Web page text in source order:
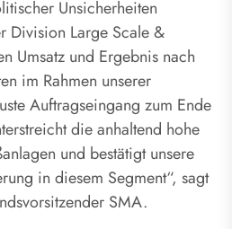
Unsicherheiten
Division Large Scale &
Umsatz und Ergebnis nach
im Rahmen unserer
Auftragseingang zum Ende
die anhaltend hohe
und bestätigt unsere
in diesem Segment“, sagt
SMA.